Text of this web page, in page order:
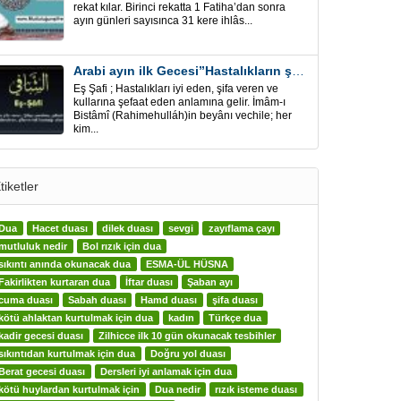
rekat kılar. Birinci rekatta 1 Fatiha’dan sonra
ayın günleri sayısınca 31 kere ihlâs...
Arabi ayın ilk Gecesi”Hastalıkların şifa için” Eş-Şafi
Eş Şafi ; Hastalıkları iyi eden, şifa veren ve
kullarına şefaat eden anlamına gelir. İmâm-ı
Bistâmî (Rahimehulláh)in beyânı vechile; her
kim...
Hacet duası dilek duası sevgi
zayıflama çayı
nedir
Bol rızık için dua
anında okunacak dua
ESMA-ÜL HÜSNA
kurtaran dua
İftar duası
Şaban ayı
duası
Sabah duası Hamd duası
şifa duası
ahlaktan kurtulmak için dua
kadın
Türkçe dua
gecesi duası
Zilhicce ilk 10 gün okunacak tesbihler
kurtulmak için dua
Doğru yol duası
gecesi duası
Dersleri iyi anlamak için dua
huylardan kurtulmak için
Dua nedir rızık isteme duası